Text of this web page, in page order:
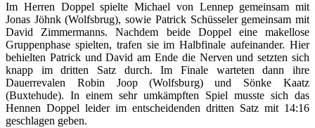
Im Herren Doppel spielte Michael von Lennep gemeinsam mit
Jonas Jöhnk (Wolfsbrug), sowie Patrick Schüsseler gemeinsam mit
David Zimmermanns. Nachdem beide Doppel eine makellose
Gruppenphase spielten, trafen sie im Halbfinale aufeinander. Hier
behielten Patrick und David am Ende die Nerven und setzten sich
knapp im dritten Satz durch. Im Finale warteten dann ihre
Dauerrevalen Robin Joop (Wolfsburg) und Sönke Kaatz
(Buxtehude). In einem sehr umkämpften Spiel musste sich das
Hennen Doppel leider im entscheidenden dritten Satz mit 14:16
geschlagen geben.